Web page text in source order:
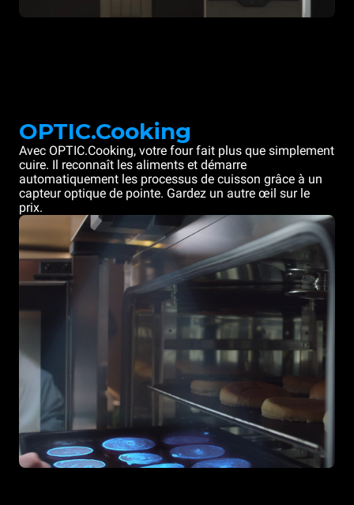
OPTIC.Cooking
Avec OPTIC.Cooking, votre four fait plus que simplement
cuire. Il reconnaît les aliments et démarre
automatiquement les processus de cuisson grâce à un
capteur optique de pointe. Gardez un autre œil sur le
prix.